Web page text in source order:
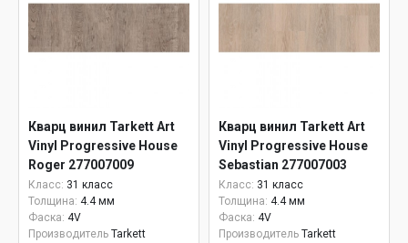
Кварц винил Tarkett Art
Vinyl Progressive House
Roger 277007009
Класс: 31 класс
Толщина: 4.4 мм
Фаска: 4V
Производитель Tarkett
Кварц винил Tarkett Art
Vinyl Progressive House
Sebastian 277007003
Класс: 31 класс
Толщина: 4.4 мм
Фаска: 4V
Производитель Tarkett